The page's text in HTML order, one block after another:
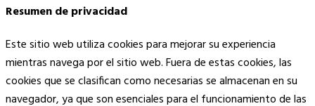
Resumen de privacidad
Este sitio web utiliza cookies para mejorar su experiencia
mientras navega por el sitio web. Fuera de estas cookies, las
cookies que se clasifican como necesarias se almacenan en su
navegador, ya que son esenciales para el funcionamiento de las